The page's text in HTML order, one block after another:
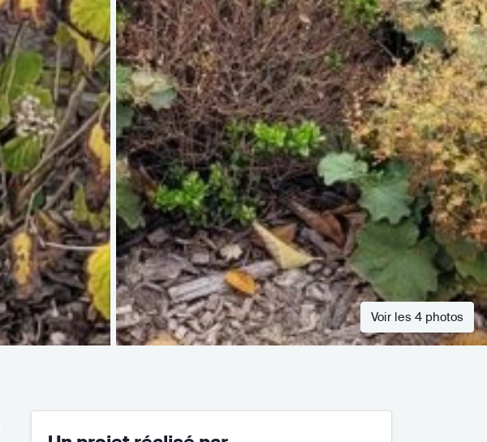
Voir les 4 photos